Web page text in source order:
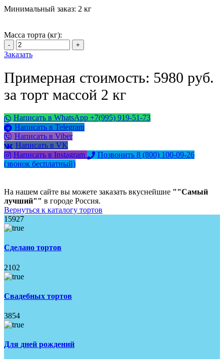
Минимальный заказ: 2 кг
Масса торта (кг):
Заказать
Примерная стоимость: 5980 руб.
за торт массой 2 кг
Написать в WhatsApp +7(995) 919-51-73
Написать в Telegram
Написать в Viber
Написать в VK
Написать в Instagram
Позвонить 8 (800) 100-09-26
(звонок бесплатный)
На нашем сайте вы можете заказать вкуснейшие ""Самый
лучший"" в городе Россия.
Вернуться к каталогу тортов
15927
Сделано тортов
2102
Свадебных тортов
3854
Для дней рождений